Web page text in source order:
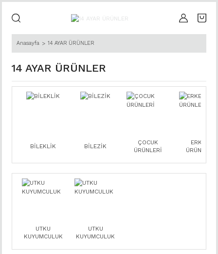
Anasayfa 14 AYAR ÜRÜNLER
14 AYAR ÜRÜNLER
BİLEKLİK BİLEZİK
ÇOCUK
ÜRÜNLERİ
ERKEK
ÜRÜNLERİ
UTKU
KUYUMCULUK
UTKU
KUYUMCULUK